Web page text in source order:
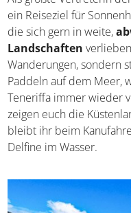
Als größte Vertreterin
ein Reiseziel für
alle, die sich gern in
Landschaften
Wanderungen, sondern
Paddeln auf dem Meer,
Teneriffa immer wieder
zeigen euch die